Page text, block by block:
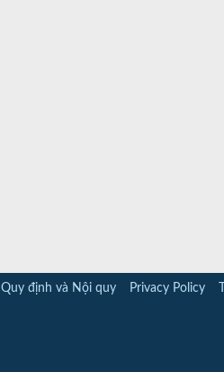
Quy định và Nội quy Privacy Policy